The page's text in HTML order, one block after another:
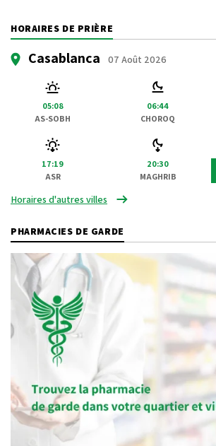
HORAIRES DE PRIÈRE
Casablanca 07 Août 2026
05:08
AS-SOBH
06:44
CHOROQ
17:19
ASR
20:30
MAGHRIB
Horaires d'autres villes
PHARMACIES DE GARDE